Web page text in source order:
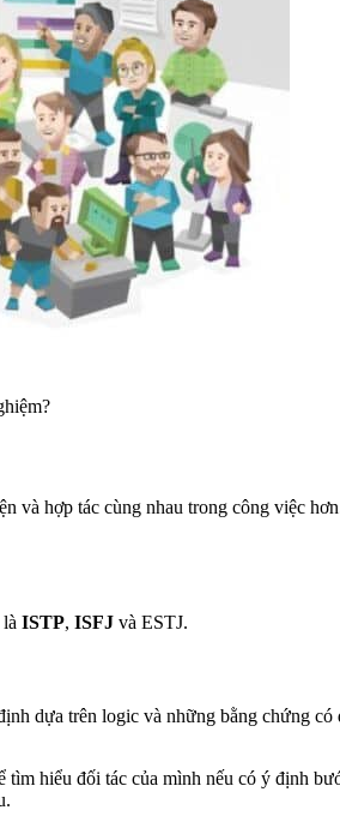
và hợp tác cùng nhau trong công việc
ISTP, ISFJ và ESTJ.
dựa trên logic và những bằng chứng
tìm hiểu đối tác của mình nếu có ý định